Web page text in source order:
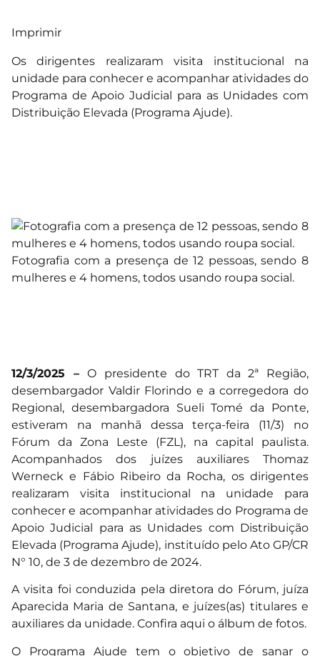
Imprimir
Os dirigentes realizaram visita institucional na
unidade para conhecer e acompanhar atividades do
Programa de Apoio Judicial para as Unidades com
Distribuição Elevada (Programa Ajude).
Fotografia com a presença de 12 pessoas, sendo 8
mulheres e 4 homens, todos usando roupa social.
12/3/2025 –O presidente do TRT da 2ª Região,
desembargador Valdir Florindo e a corregedora do
Regional, desembargadora Sueli Tomé da Ponte,
estiveram na manhã dessa terça-feira (11/3) no
Fórum da Zona Leste (FZL), na capital paulista.
Acompanhados dos juízes auxiliares Thomaz
Werneck e Fábio Ribeiro da Rocha, os dirigentes
realizaram visita institucional na unidade para
conhecer e acompanhar atividades do Programa de
Apoio Judicial para as Unidades com Distribuição
Elevada (Programa Ajude), instituído pelo Ato GP/CR
N° 10, de 3 de dezembro de 2024.
A visita foi conduzida pela diretora do Fórum, juíza
Aparecida Maria de Santana, e juízes(as) titulares e
auxiliares da unidade. Confira aqui o álbum de fotos.
O Programa Ajude tem o objetivo de sanar o